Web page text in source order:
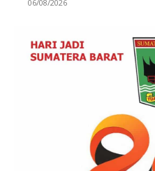
06/08/2026